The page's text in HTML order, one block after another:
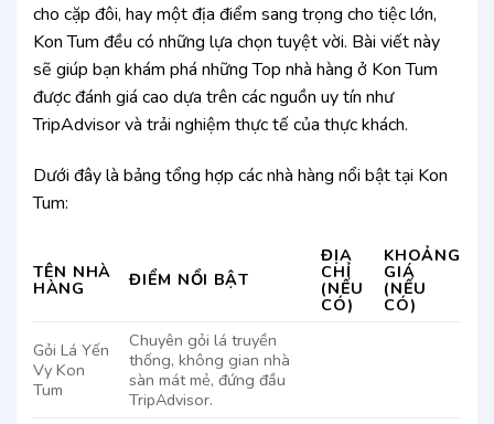
cho cặp đôi, hay một địa điểm sang trọng cho tiệc lớn,
Kon Tum đều có những lựa chọn tuyệt vời. Bài viết này
sẽ giúp bạn khám phá những Top nhà hàng ở Kon Tum
được đánh giá cao dựa trên các nguồn uy tín như
TripAdvisor và trải nghiệm thực tế của thực khách.
Dưới đây là bảng tổng hợp các nhà hàng nổi bật tại Kon
Tum:
TÊN NHÀ
HÀNG ĐIỂM NỔI BẬT
ĐỊA
CHỈ
(NẾU
CÓ)
KHOẢNG
GIÁ
(NẾU
CÓ)
Gỏi Lá Yến
Vy Kon
Tum
Chuyên gỏi lá truyền
thống, không gian nhà
sàn mát mẻ, đứng đầu
TripAdvisor.